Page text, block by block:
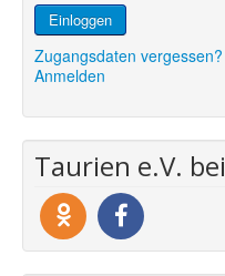
Einloggen
Zugangsdaten vergessen?
Anmelden
Taurien e.V. bei